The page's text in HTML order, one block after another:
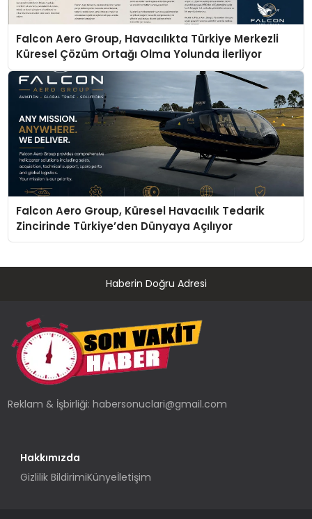
Falcon Aero Group, Havacılıkta Türkiye Merkezli
Küresel Çözüm Ortağı Olma Yolunda İlerliyor
Falcon Aero Group, Küresel Havacılık Tedarik
Zincirinde Türkiye’den Dünyaya Açılıyor
Haberin Doğru Adresi
Reklam & İşbirliği:habersonuclari@gmail.com
Hakkımızda
Gizlilik BildirimiKünyeİletişim